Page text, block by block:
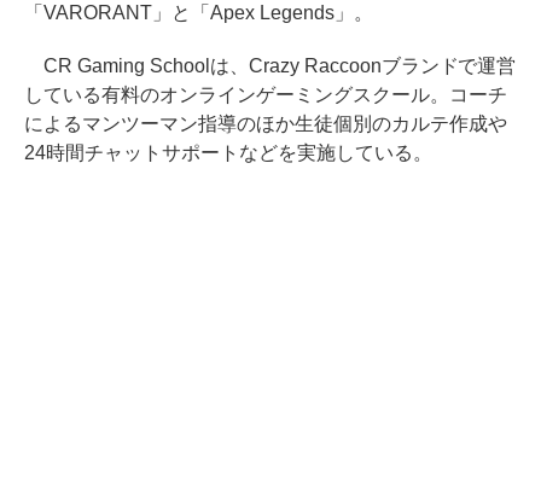
「VARORANT」と「Apex Legends」。
CR Gaming Schoolは、Crazy Raccoonブランドで運営
している有料のオンラインゲーミングスクール。コーチ
によるマンツーマン指導のほか生徒個別のカルテ作成や
24時間チャットサポートなどを実施している。